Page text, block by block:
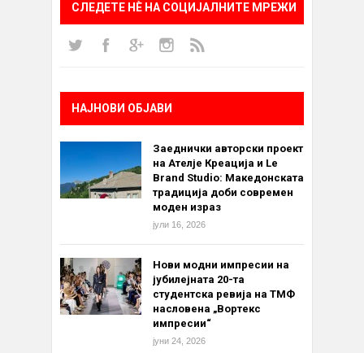
СЛЕДЕТЕ НÈ НА СОЦИЈАЛНИТЕ МРЕЖИ
НАЈНОВИ ОБЈАВИ
Заеднички авторски проект
на Ателје Креација и Le
Brand Studio: Македонската
традиција доби современ
моден израз
јули 16, 2026
Нови модни импресии на
јубилејната 20-та
студентска ревија на ТМФ
насловена „Вортекс
импресии“
јуни 24, 2026